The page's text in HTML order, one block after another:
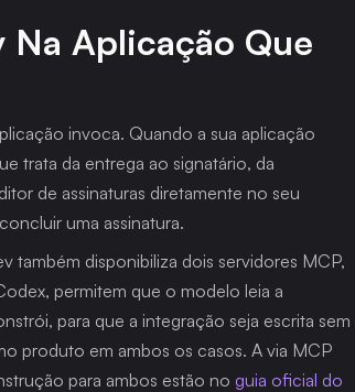
Aplicação Que
invoca. Quando a sua aplicação
trata da entrega ao signatário, da
de assinaturas diretamente no seu
uma assinatura.
também disponibiliza dois servidores MCP,
permitem que o modelo leia a
para que a integração seja escrita sem
produto em ambos os casos. A via MCP
para ambos estão no guia oficial do